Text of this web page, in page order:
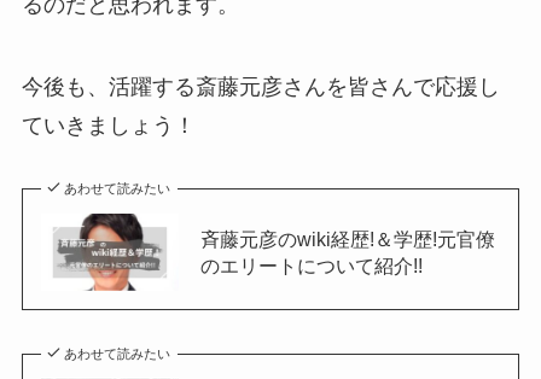
今後も、活躍する斎藤元彦さんを皆さんで応援し
ていきましょう！
あわせて読みたい
斉藤元彦のwiki経歴!＆学歴!元官僚
のエリートについて紹介!!
あわせて読みたい